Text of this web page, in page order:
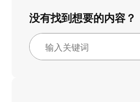
没有找到想要的内容？